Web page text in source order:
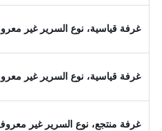
غرفة قياسية، نوع السرير غير
غرفة قياسية، نوع السرير غير
غرفة منتجع، نوع السرير غير